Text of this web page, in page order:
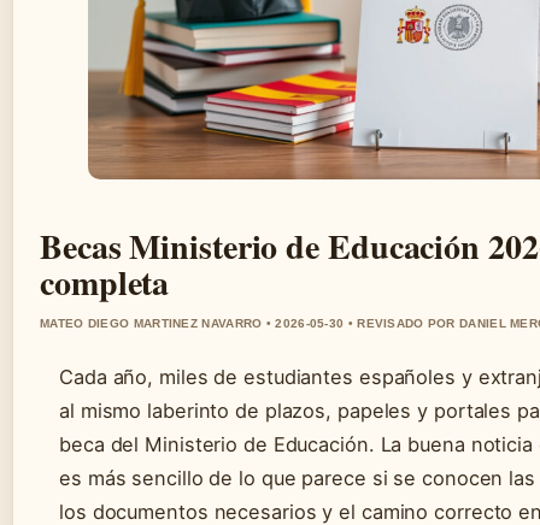
Becas Ministerio de Educación
completa
MATEO DIEGO MARTINEZ NAVARRO • 2026-05-30 • REVISADO POR DANIEL
Cada año, miles de estudiantes españoles y
al mismo laberinto de plazos, papeles y portales
beca del Ministerio de Educación. La buena
es más sencillo de lo que parece si se conocen
los documentos necesarios y el camino correcto